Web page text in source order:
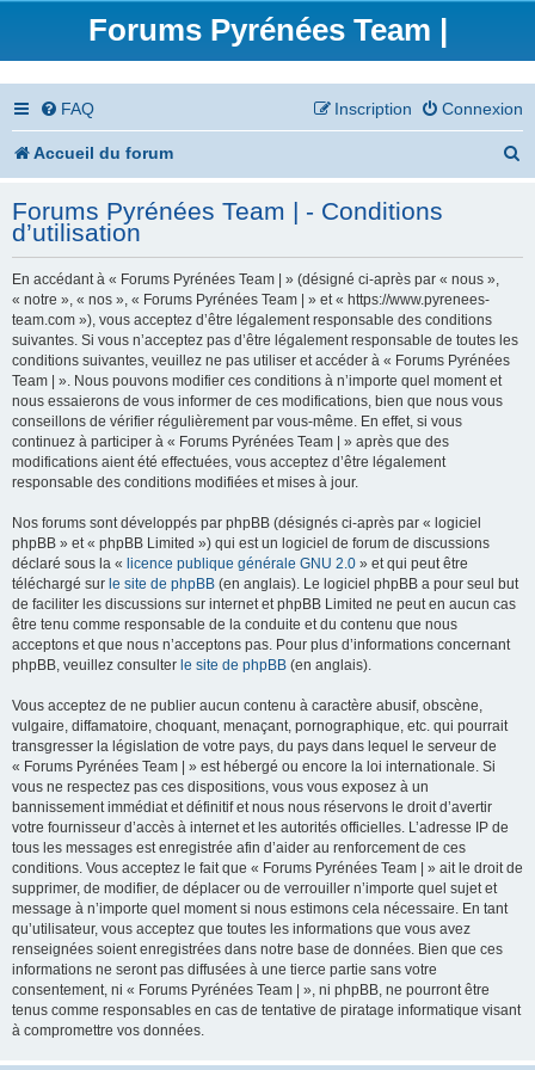
Forums Pyrénées Team |
FAQ Connexion
Inscription
Accueil du forum
h
Forums Pyrénées Team | - Conditions
d’utilisation
En accédant à « Forums Pyrénées Team | » (désigné ci-après par « nous »,
« notre », « nos », « Forums Pyrénées Team | » et « https://www.pyrenees-
team.com »), vous acceptez d’être légalement responsable des conditions
suivantes. Si vous n’acceptez pas d’être légalement responsable de toutes les
conditions suivantes, veuillez ne pas utiliser et accéder à « Forums Pyrénées
Team | ». Nous pouvons modifier ces conditions à n’importe quel moment et
nous essaierons de vous informer de ces modifications, bien que nous vous
conseillons de vérifier régulièrement par vous-même. En effet, si vous
continuez à participer à « Forums Pyrénées Team | » après que des
modifications aient été effectuées, vous acceptez d’être légalement
responsable des conditions modifiées et mises à jour.
Nos forums sont développés par phpBB (désignés ci-après par « logiciel
phpBB » et « phpBB Limited ») qui est un logiciel de forum de discussions
déclaré sous la « licence publique générale GNU 2.0 » et qui peut être
téléchargé sur le site de phpBB (en anglais). Le logiciel phpBB a pour seul but
de faciliter les discussions sur internet et phpBB Limited ne peut en aucun cas
être tenu comme responsable de la conduite et du contenu que nous
acceptons et que nous n’acceptons pas. Pour plus d’informations concernant
phpBB, veuillez consulter le site de phpBB (en anglais).
Vous acceptez de ne publier aucun contenu à caractère abusif, obscène,
vulgaire, diffamatoire, choquant, menaçant, pornographique, etc. qui pourrait
transgresser la législation de votre pays, du pays dans lequel le serveur de
« Forums Pyrénées Team | » est hébergé ou encore la loi internationale. Si
vous ne respectez pas ces dispositions, vous vous exposez à un
bannissement immédiat et définitif et nous nous réservons le droit d’avertir
votre fournisseur d’accès à internet et les autorités officielles. L’adresse IP de
tous les messages est enregistrée afin d’aider au renforcement de ces
conditions. Vous acceptez le fait que « Forums Pyrénées Team | » ait le droit de
supprimer, de modifier, de déplacer ou de verrouiller n’importe quel sujet et
message à n’importe quel moment si nous estimons cela nécessaire. En tant
qu’utilisateur, vous acceptez que toutes les informations que vous avez
renseignées soient enregistrées dans notre base de données. Bien que ces
informations ne seront pas diffusées à une tierce partie sans votre
consentement, ni « Forums Pyrénées Team | », ni phpBB, ne pourront être
tenus comme responsables en cas de tentative de piratage informatique visant
à compromettre vos données.